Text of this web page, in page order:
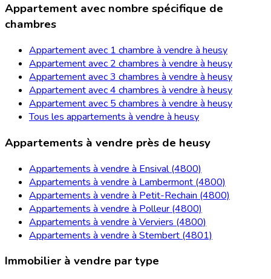
Appartement avec nombre spécifique de
chambres
Appartement avec 1 chambre à vendre à heusy
Appartement avec 2 chambres à vendre à heusy
Appartement avec 3 chambres à vendre à heusy
Appartement avec 4 chambres à vendre à heusy
Appartement avec 5 chambres à vendre à heusy
Tous les appartements à vendre à heusy
Appartements à vendre près de heusy
Appartements à vendre à Ensival (4800)
Appartements à vendre à Lambermont (4800)
Appartements à vendre à Petit-Rechain (4800)
Appartements à vendre à Polleur (4800)
Appartements à vendre à Verviers (4800)
Appartements à vendre à Stembert (4801)
Immobilier à vendre par type